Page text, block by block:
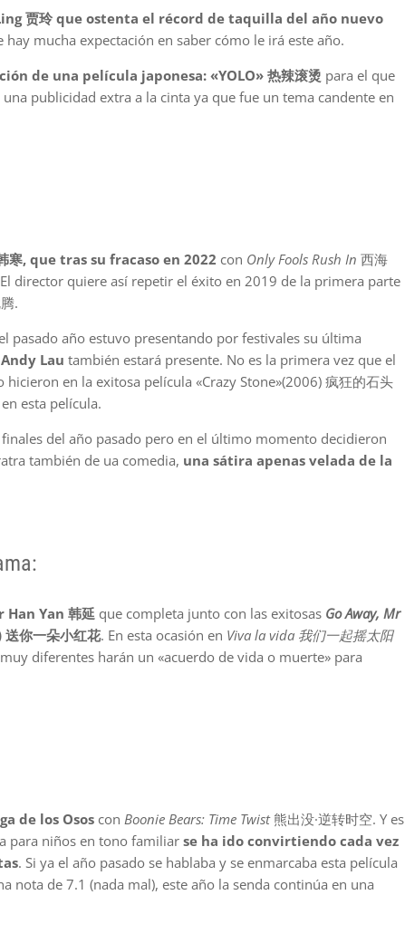
贾玲 que ostenta el récord de taquilla del año nuevo
mucha expectación en saber cómo le irá este año.
de una película japonesa: «YOLO» 热辣滚烫 para el que
publicidad extra a la cinta ya que fue un tema candente en
寒, que tras su fracaso en 2022 con Only Fools Rush In 西海
director quiere así repetir el éxito en 2019 de la primera parte
.
pasado año estuvo presentando por festivales su última
Lau también estará presente. No es la primera vez que el
en la exitosa película «Crazy Stone»(2006) 疯狂的石头
esta película.
del año pasado pero en el último momento decidieron
también de ua comedia, una sátira apenas velada de la
Yan 韩延 que completa junto con las exitosas Go Away, Mr
送你一朵小红花. En esta ocasión en Viva la vida 我们一起摇太阳
diferentes harán un «acuerdo de vida o muerte» para
de los Osos con Boonie Bears: Time Twist熊出没·逆转时空. Y es
para niños en tono familiar se ha ido convirtiendo cada vez
. Si ya el año pasado se hablaba y se enmarcaba esta película
nota de 7.1 (nada mal), este año la senda continúa en una